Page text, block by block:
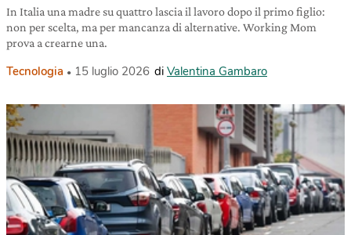
In Italia una madre su quattro lascia il lavoro dopo il primo figlio:
non per scelta, ma per mancanza di alternative. Working Mom
prova a crearne una.
Tecnologia 15 luglio 2026 di Valentina Gambaro